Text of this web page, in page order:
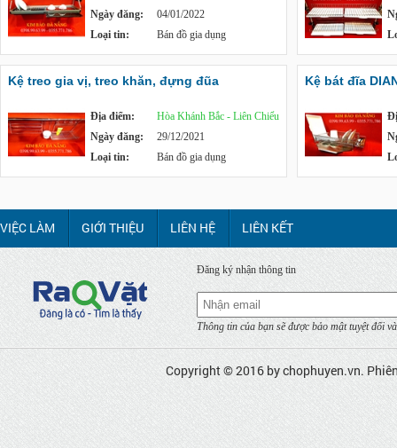
Ngày đăng:
04/01/2022
Loại tin:
Bán đồ gia dụng
Kệ treo gia vị, treo khăn, đựng đũa
Địa điểm:
Hòa Khánh Bắc - Liên Chiểu
Ngày đăng:
29/12/2021
Loại tin:
Bán đồ gia dụng
Kệ bát đĩa
VIỆC LÀM GIỚI THIỆU LIÊN HỆ LIÊN KẾT
Đăng ký nhận thông tin
Thông tin của bạn sẽ được bảo mật tuyệt đối
Copyright © 2016 bychophuyen.vn.